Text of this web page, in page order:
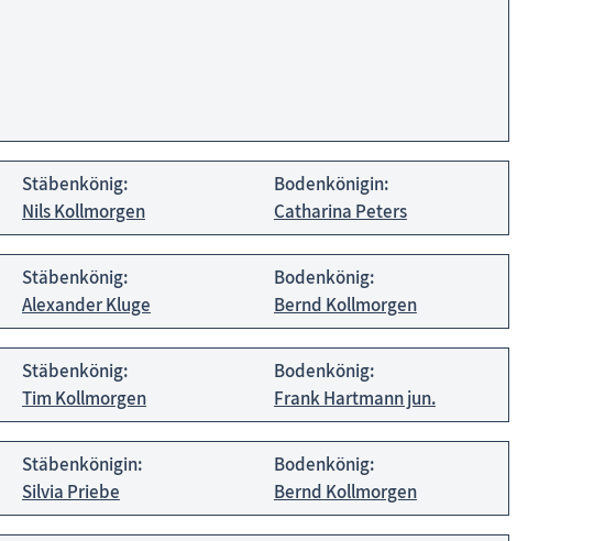
Stäbenkönig:
Nils Kollmorgen
Bodenkönigin:
Catharina Peters
Stäbenkönig:
Alexander Kluge
Bodenkönig:
Bernd Kollmorgen
Stäbenkönig:
Tim Kollmorgen
Bodenkönig:
Frank Hartmann jun.
Stäbenkönigin:
Silvia Priebe
Bodenkönig:
Bernd Kollmorgen